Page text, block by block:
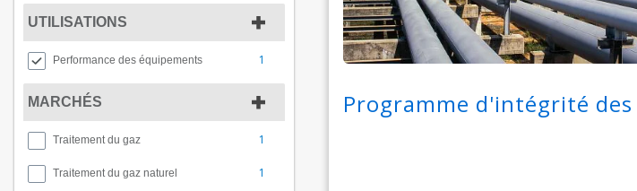
UTILISATIONS
Performance des équipements 1
MARCHÉS
Traitement du gaz 1
Traitement du gaz naturel 1
Programme d'intégrité